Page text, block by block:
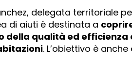
delegata territoriale
di aiuti è destinata a
della qualità ed efficienza
. L’obiettivo è